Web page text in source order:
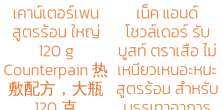
เคาน์เตอร์เพน
สูตรร้อน ใหญ่
120 g
Counterpain 热
敷配方，大瓶
เน็ค แอนด์​
โชวล์เดอร์ รับ
บูสท์ ตราเสือ ไม่
เหนียวเหนอะหนะ
สูตรร้อน สำหรับ